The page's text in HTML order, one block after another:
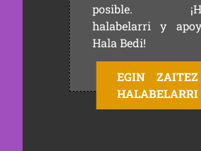
posible.
halabelarri y
Hala Bedi!
EGIN ZAITEZ
HALABELARRI